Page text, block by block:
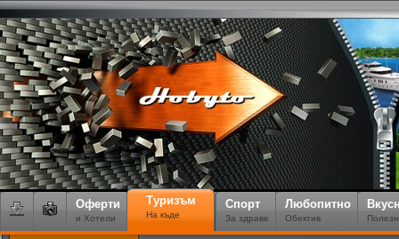
Оферти
и Хотели
Туризъм
На къде
Спорт
За здраве
Любопитно
Обектив